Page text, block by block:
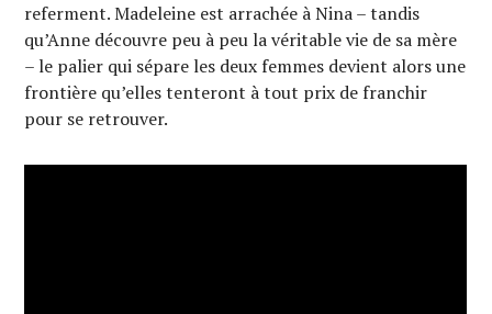
referment. Madeleine est arrachée à Nina – tandis
qu’Anne découvre peu à peu la véritable vie de sa mère
– le palier qui sépare les deux femmes devient alors une
frontière qu’elles tenteront à tout prix de franchir
pour se retrouver.